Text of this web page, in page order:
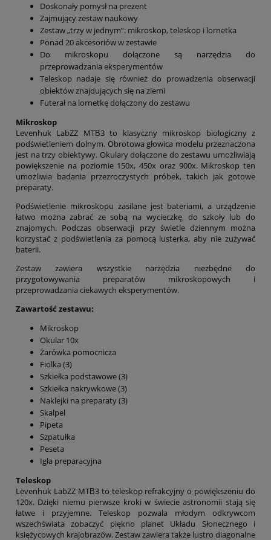
Doskonały pomysł na prezent
Zajmujący zestaw naukowy
Zestaw „trzy w jednym”: mikroskop, teleskop i lornetka
Ponad 20 akcesoriów w zestawie
Do mikroskopu dołączone są narzędzia do
przeprowadzania eksperymentów
Teleskop nadaje się również do prowadzenia obserwacji
obiektów znajdujących się na ziemi
Futerał na lornetkę dołączony do zestawu
Mikroskop
Levenhuk LabZZ MTВ3 to klasyczny mikroskop biologiczny z
podświetleniem dolnym. Obrotowa głowica modelu przeznaczona
jest na trzy obiektywy. Okulary dołączone do zestawu umożliwiają
powiększenie na poziomie 150x, 450x oraz 900x. Mikroskop ten
umożliwia badania przezroczystych próbek, takich jak gotowe
preparaty.
Podświetlenie mikroskopu zasilane jest bateriami, a urządzenie
łatwo można zabrać ze sobą na wycieczkę, do szkoły lub do
znajomych. Podczas obserwacji przy świetle dziennym można
korzystać z podświetlenia za pomocą lusterka, aby nie zużywać
baterii.
Zestaw zawiera wszystkie narzędzia niezbędne do
przygotowywania preparatów mikroskopowych i
przeprowadzania ciekawych eksperymentów.
Zawartość zestawu:
Mikroskop
Okular 10x
Żarówka pomocnicza
Fiolka (3)
Szkiełka podstawowe (3)
Szkiełka nakrywkowe (3)
Naklejki na preparaty (3)
Skalpel
Pipeta
Szpatułka
Peseta
Igła preparacyjna
Teleskop
Levenhuk LabZZ MTВ3 to teleskop refrakcyjny o powiększeniu do
120x. Dzięki niemu pierwsze kroki w świecie astronomii stają się
łatwe i przyjemne. Teleskop pozwala młodym odkrywcom
wszechświata zobaczyć piękno planet Układu Słonecznego i
księżycowych krajobrazów. Zestaw zawiera także lustro diagonalne